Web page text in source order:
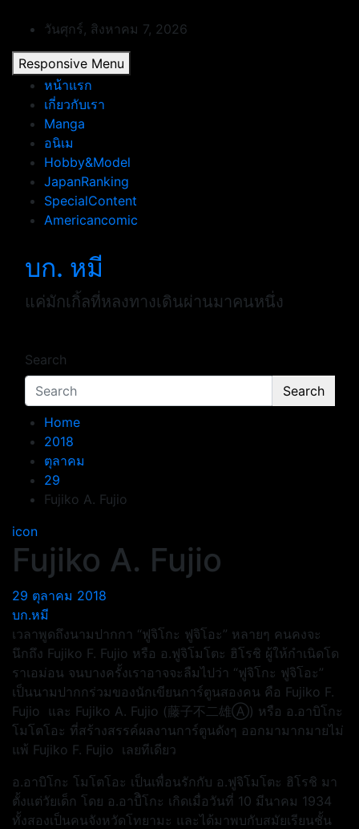
content
วันศุกร์, สิงหาคม 7, 2026
Responsive Menu
หน้าแรก
เกี่ยวกับเรา
Manga
อนิเม
Hobby&Model
JapanRanking
SpecialContent
Americancomic
บก. หมี
แค่มักเกิ้ลที่หลงทางเดินผ่านมาคนหนึ่ง
Search
Search
Home
2018
ตุลาคม
29
Fujiko A. Fujio
icon
Fujiko A. Fujio
29 ตุลาคม 2018
บก.หมี
เวลาพูดถึงนามปากกา “ฟูจิโกะ ฟูจิโอะ” หลายๆ คนคงจะ
นึกถึง Fujiko F. Fujio หรือ อ.ฟูจิโมโตะ ฮิโรชิ ผู้ให้กำเนิดโด
ราเอม่อน จนบางครั้งเราอาจจะลืมไปว่า “ฟูจิโกะ ฟูจิโอะ”
เป็นนามปากกร่วมของนักเขียนการ์ตูนสองคน คือ Fujiko F.
Fujio และ Fujiko A. Fujio (藤子不二雄Ⓐ) หรือ อ.อาบิโกะ
โมโตโอะ ที่สร้างสรรค์ผลงานการ์ตูนดังๆ ออกมามากมายไม่
แพ้ Fujiko F. Fujio เลยทีเดียว
อ.อาบิโกะ โมโตโอะ เป็นเพื่อนรักกับ อ.ฟูจิโมโตะ ฮิโรชิ มา
ตั้งแต่วัยเด็ก โดย อ.อาบืิโกะ เกิดเมื่อวันที่ 10 มีนาคม 1934
ทั้งสองเป็นคนจังหวัดโทยามะ และได้มาพบกับสมัยเรียนชั้น